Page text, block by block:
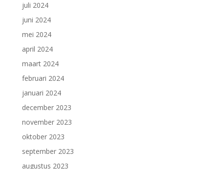
juli 2024
juni 2024
mei 2024
april 2024
maart 2024
februari 2024
januari 2024
december 2023
november 2023
oktober 2023
september 2023
augustus 2023